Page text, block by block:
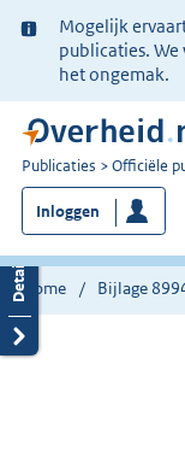
Ter
informatie:
Mogelijk
publicaties. We
het ongemak.
U
bent
nu
hier:
Publicaties Officiële
Inloggen
Home Bijlage